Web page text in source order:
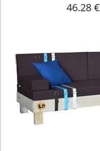
46.28 €